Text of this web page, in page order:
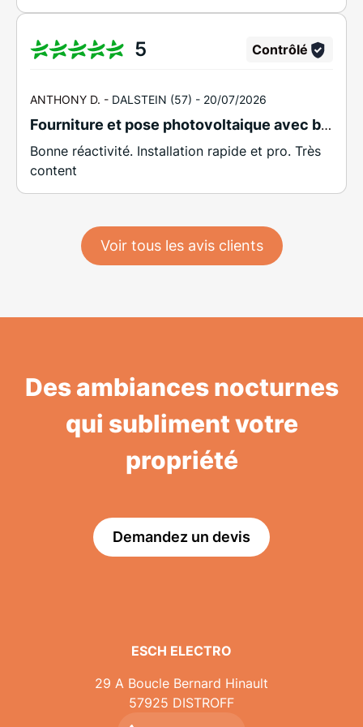
Mise en service : Le poêle est testé et
ajusté pour garantir un fonctionnement
optimal. Avec le service professionnel de
Steel, vous bénéficiez d'une solution de
chauffage haut de gamme qui allie
performance, confort et esthétique. Faites
confiance à Plus que PRO pour une
installation irréprochable et un confort
thermique assuré. Pour toute demande
Christophe au 0670827923. Artisan
électricien à Distroff près de Metz et
5 Contrôlé
ANTHONY D. - DALSTEIN (57) - 20/07/2026
Fourniture et pose photovoltaique avec batterie ENPHASE et Thermodynam dalstein
Bonne réactivité. Installation rapide et pro. Très
content
Voir tous les avis clients
Des ambiances nocturnes
qui subliment votre
propriété
Demandez un devis
ESCH ELECTRO
29 A Boucle Bernard Hinault
57925 DISTROFF